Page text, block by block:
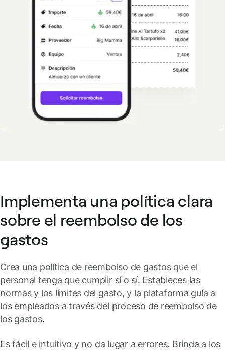
Implementa una política clara
sobre el reembolso de los
gastos
Crea una política de reembolso de gastos que el
personal tenga que cumplir sí o sí. Estableces las
normas y los límites del gasto, y la plataforma guía a
los empleados a través del proceso de reembolso de
los gastos.
Es fácil e intuitivo y no da lugar a errores. Brinda a los